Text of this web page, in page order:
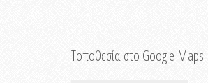
Τοποθεσία στο Google Maps: